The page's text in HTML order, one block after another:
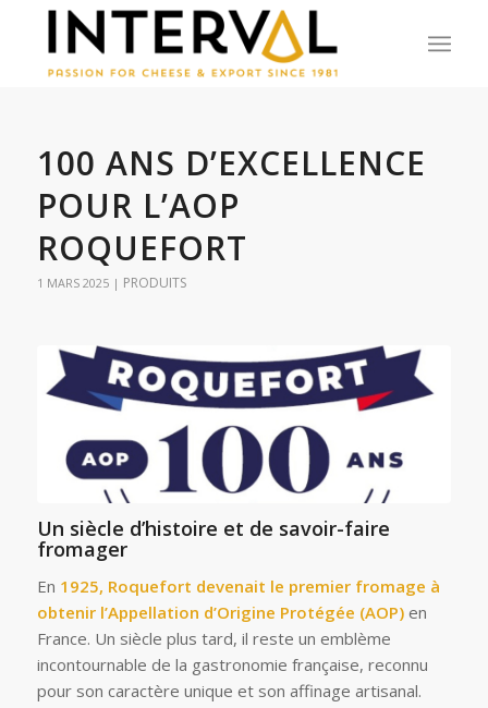
100 ANS D’EXCELLENCE
POUR L’AOP
ROQUEFORT
1 MARS 2025 PRODUITS
Un siècle d’histoire et de savoir-faire
fromager
En 1925, Roquefort devenait le premier fromage à
obtenir l’Appellation d’Origine Protégée (AOP)en
France. Un siècle plus tard, il reste un emblème
incontournable de la gastronomie française, reconnu
pour son caractère unique et son affinage artisanal.